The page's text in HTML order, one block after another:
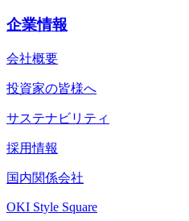
企業情報
会社概要
投資家の皆様へ
サステナビリティ
採用情報
国内関係会社
OKI Style Square